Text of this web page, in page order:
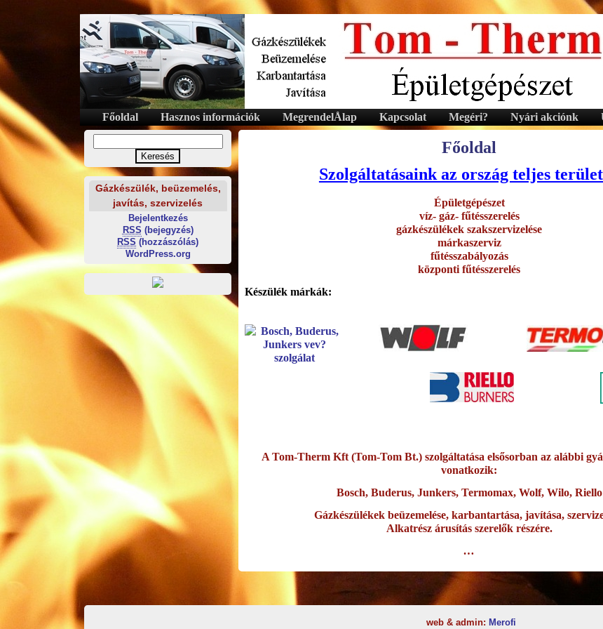
Hacklink panel
Backlink paketleri
Hacklink
Hacklink
Hacklink
Hacklink panel
Hacklink panel
Hacklink panel
Hacklink panel
Hacklink panel
Hacklink panel
Hacklink giriş
Hacklink panel
Hacklink Panel
Hacklink Panel
Hacklink Panel
Főoldal Hasznos információk MegrendelÅlap Kapcsolat Megéri? Nyári akciónk
Gázkészülék, beüzemelés,
javítás, szervizelés
Bejelentkezés
RSS (bejegyzés)
RSS (hozzászólás)
WordPress.org
Főoldal
Szolgáltatásaink az ország teljes
Épületgépészet
víz- gáz- fűtésszerelés
gázkészülékek szakszervizelése
márkaszerviz
fűtésszabályozás
központi fűtésszerelés
Készülék márkák:
A Tom-Therm Kft (Tom-Tom Bt.) szolgáltatása elsősorban az alábbi
vonatkozik:
Bosch, Buderus, Junkers, Termomax, Wolf, Wilo, Riello
Gázkészülékek beüzemelése, karbantartása, javítása,
Alkatrész árusítás szerelők részére.
…
web & admin: Merofi